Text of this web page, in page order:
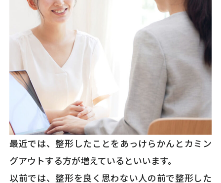
最近では、整形したことをあっけらかんとカミン
グアウトする方が増えているといいます。
以前では、整形を良く思わない人の前で整形した